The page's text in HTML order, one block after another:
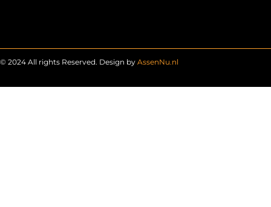
© 2024 All rights Reserved. Design by AssenNu.nl